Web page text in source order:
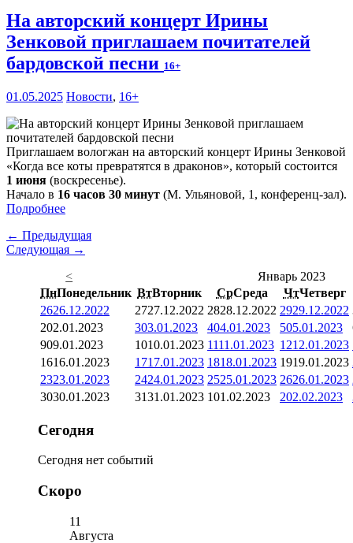
На авторский концерт Ирины
Зенковой приглашаем почитателей
бардовской песни 16+
01.05.2025 Новости, 16+
Приглашаем вологжан на авторский концерт Ирины Зенковой
«Когда все коты превратятся в драконов», который состоится
1 июня (воскресенье).
Начало в 16 часов 30 минут (М. Ульяновой, 1, конференц-зал).
Подробнее
← Предыдущая
Следующая →
<
Январь 2023
ПнПонедельник ВтВторник СрСреда ЧтЧетверг
2626.12.2022 2727.12.2022 2828.12.2022 2929.12.2022
202.01.2023 303.01.2023 404.01.2023 505.01.2023
909.01.2023 1010.01.2023 1111.01.2023 1212.01.2023
1616.01.2023 1717.01.2023 1818.01.2023 1919.01.2023
2323.01.2023 2424.01.2023 2525.01.2023 2626.01.2023
3030.01.2023 3131.01.2023 101.02.2023 202.02.2023
Сегодня
Сегодня нет событий
Скоро
11
Августа